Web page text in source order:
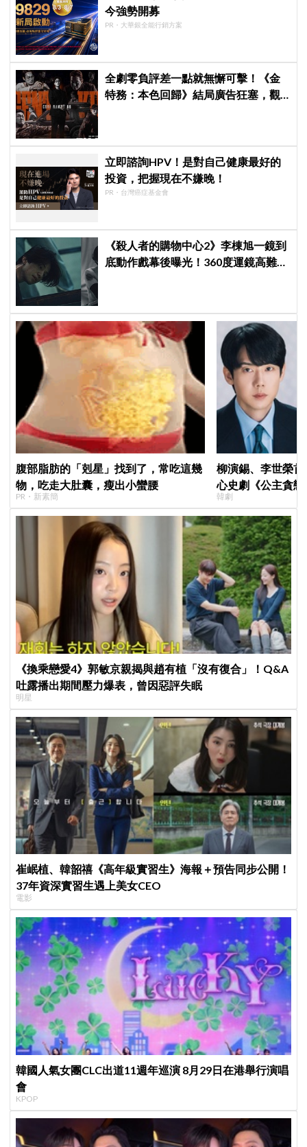
今強勢開募
PR・大華銀全能行銷方案
全劇零負評差一點就無懈可擊！《金
特務：本色回歸》結局廣告狂塞，觀
立即諮詢HPV！是對自己健康最好的
投資，把握現在不嫌晚！
PR・台灣癌症基金會
《殺人者的購物中心2》李棟旭一鏡到
底動作戲幕後曝光！360度運鏡高難度
腹部脂肪的「剋星」找到了，常吃這幾
物，吃走大肚囊，瘦出小蠻腰
PR・新素簡
柳演錫、李世榮
心史劇《公主貪
羅密歐與茱麗葉」
韓劇
《換乘戀愛4》郭敏京親揭與趙有植「沒有復合」！Q&A
吐露播出期間壓力爆表，曾因惡評失眠
明星
崔岷植、韓韶禧《高年級實習生》海報＋預告同步公開！
37年資深實習生遇上美女CEO
電影
韓國人氣女團CLC出道11週年巡演 8月29日在港舉行演唱
會
KPOP